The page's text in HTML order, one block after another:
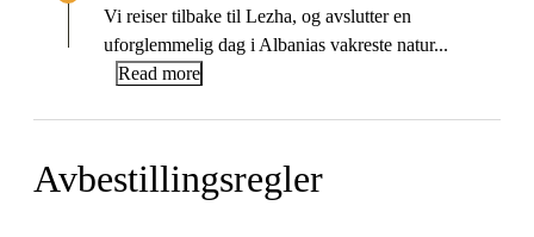
Vi reiser tilbake til Lezha, og avslutter en
uforglemmelig dag i Albanias vakreste natur...
Read more
Avbestillingsregler